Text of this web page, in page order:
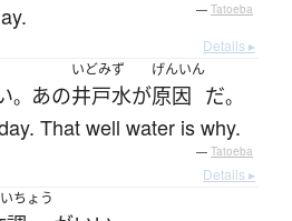
— Tatoeba
Details ▸
。 あの
いどみず
井戸水が
げんいん
原因 だ。
That well water is why.
— Tatoeba
Details ▸
ちょう